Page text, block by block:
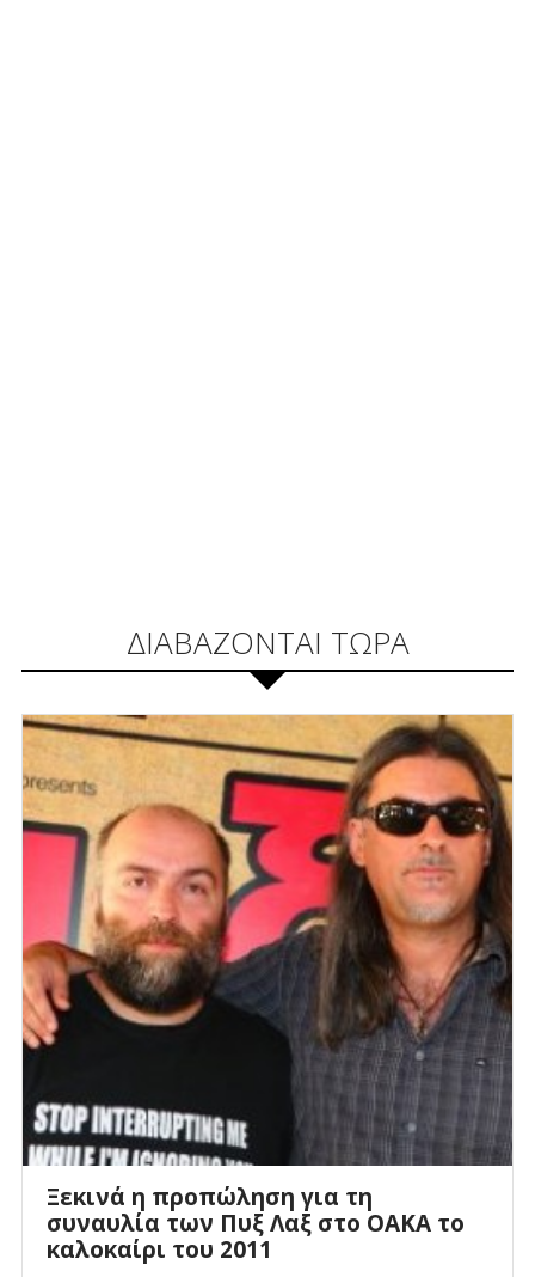
ΔΙΑΒΑΖΟΝΤΑΙ ΤΩΡΑ
Ξεκινά η προπώληση για τη
συναυλία των Πυξ Λαξ στο ΟΑΚΑ το
καλοκαίρι του 2011